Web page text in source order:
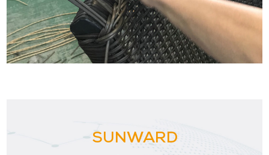
SUNWARD